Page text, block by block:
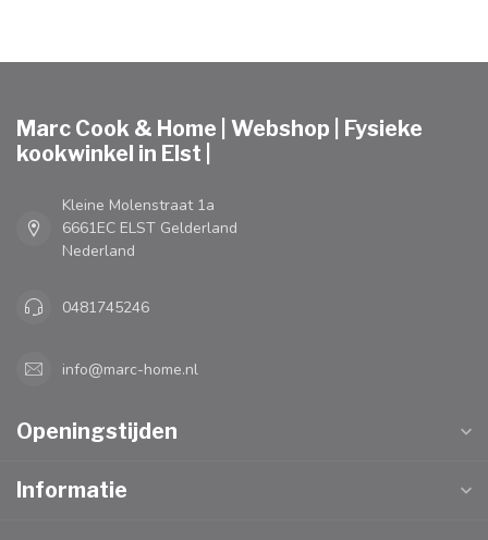
Marc Cook & Home | Webshop | Fysieke
kookwinkel in Elst |
Kleine Molenstraat 1a
6661EC ELST Gelderland
Nederland
0481745246
info@marc-home.nl
Openingstijden
Informatie